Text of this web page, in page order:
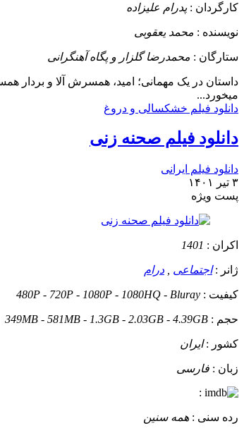
کارگردان :پدرام علیزاده
نویسنده : محمد یعقوبی
ستارگان : محمدرضا گلزار و پگاه آهنگرانی
داستان در یک مهمانی؛ امید، همسرش آلا و بردار
میخورد...
دانلود فیلم خشکسالی و دروغ
دانلود فیلم صحنه زنی
دانلود فیلم ایرانی
۳ تیر ۱۴۰۱
پست ويژه
اکران : 1401
ژانر :اجتماعی درام
کیفیت : 480P - 720P - 1080P - 1080HQ - Bluray
حجم : 349MB - 581MB - 1.3GB - 2.03GB - 4.39GB
کشور :ایران
زبان : فارسی
:
رده سنی : همه سنین